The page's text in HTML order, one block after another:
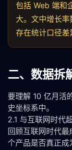
包括 Web 端和
大。文中增长
存在统计口径差
二、数据拆
要理解 10 亿月活
史坐标系中。
2.1 与互联网时代
回顾互联网时代最
个产品是否真正成